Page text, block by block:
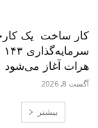
کار ساخت یک
هرات آغاز می‌شود
آگست 8, 2026
بیشتر